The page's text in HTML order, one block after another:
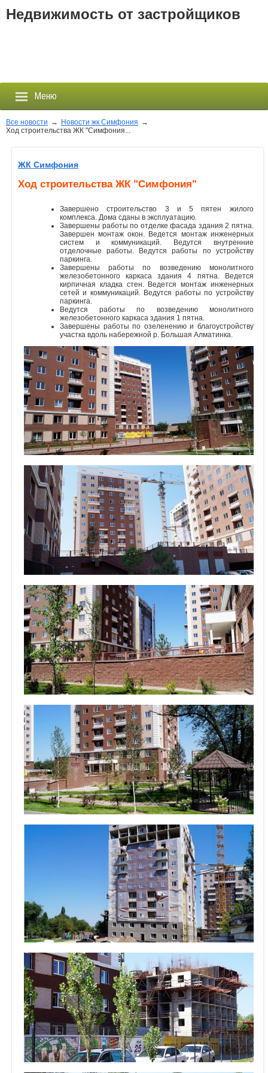
Недвижимость от застройщиков
Меню
Новостройки
Все новости → Новости жк Симфония →
Ход строительства ЖК "Симфония...
ЖК Симфония
Ход строительства ЖК "Симфония"
Завершено строительство 3 и 5 пятен жилого
комплекса. Дома сданы в эксплуатацию.
Завершены работы по отделке фасада здания 2 пятна.
Завершен монтаж окон. Ведется монтаж инженерных
систем и коммуникаций. Ведутся внутренние
отделочные работы. Ведутся работы по устройству
паркинга.
Завершены работы по возведению монолитного
железобетонного каркаса здания 4 пятна. Ведется
кирпичная кладка стен. Ведется монтаж инженерных
сетей и коммуникаций. Ведутся работы по устройству
паркинга.
Ведутся работы по возведению монолитного
железобетонного каркаса здания 1 пятна.
Завершены работы по озеленению и благоустройству
участка вдоль набережной р. Большая Алматинка.